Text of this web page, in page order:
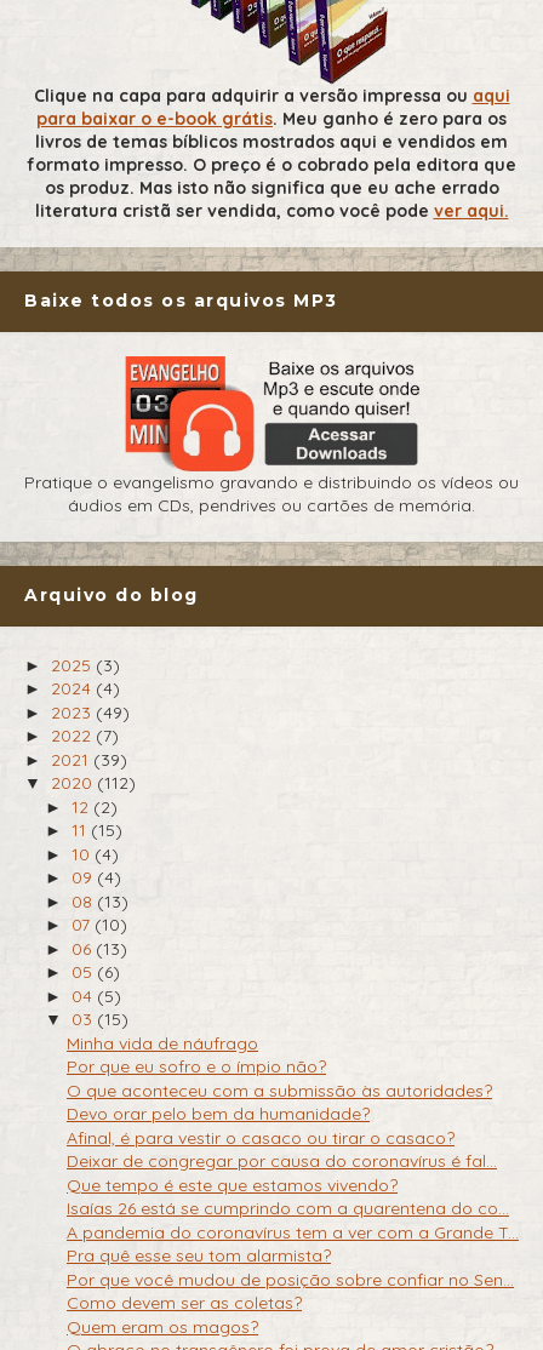
Clique na capa para adquirir a versão impressa ou aqui
para baixar o e-book grátis. Meu ganho é zero para os
livros de temas bíblicos mostrados aqui e vendidos em
formato impresso. O preço é o cobrado pela editora que
os produz. Mas isto não significa que eu ache errado
literatura cristã ser vendida, como você pode ver aqui.
Baixe todos os arquivos MP3
Pratique o evangelismo gravando e distribuindo os vídeos ou
áudios em CDs, pendrives ou cartões de memória.
Arquivo do blog
► 2025 (3)
► 2024 (4)
► 2023 (49)
► 2022 (7)
► 2021 (39)
▼ 2020 (112)
► 12 (2)
► 11 (15)
► 10 (4)
► 09 (4)
► 08 (13)
► 07 (10)
► 06 (13)
► 05 (6)
► 04 (5)
▼ 03 (15)
Minha vida de náufrago
Por que eu sofro e o ímpio não?
O que aconteceu com a submissão às autoridades?
Devo orar pelo bem da humanidade?
Afinal, é para vestir o casaco ou tirar o casaco?
Deixar de congregar por causa do coronavírus é fal...
Que tempo é este que estamos vivendo?
Isaías 26 está se cumprindo com a quarentena do co...
A pandemia do coronavírus tem a ver com a Grande T...
Pra quê esse seu tom alarmista?
Por que você mudou de posição sobre confiar no Sen...
Como devem ser as coletas?
Quem eram os magos?